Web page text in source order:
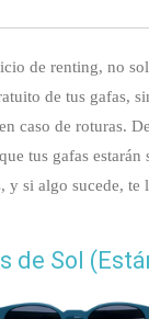
de renting, no
de tus gafas,
caso de roturas.
tus gafas estarán
y si algo sucede, te
de Sol